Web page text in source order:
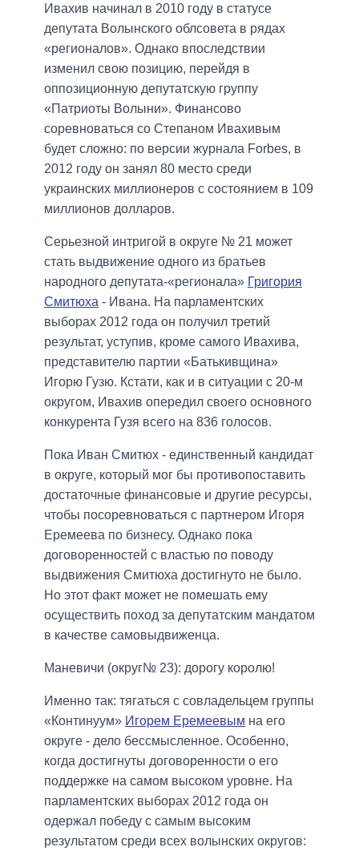
Ивахив начинал в 2010 году в статусе
депутата Волынского облсовета в рядах
«регионалов». Однако впоследствии
изменил свою позицию, перейдя в
оппозиционную депутатскую группу
«Патриоты Волыни». Финансово
соревноваться со Степаном Ивахивым
будет сложно: по версии журнала Forbes, в
2012 году он занял 80 место среди
украинских миллионеров с состоянием в 109
миллионов долларов.
Серьезной интригой в округе № 21 может
стать выдвижение одного из братьев
народного депутата-«регионала» Григория
Смитюха - Ивана. На парламентских
выборах 2012 года он получил третий
результат, уступив, кроме самого Ивахива,
представителю партии «Батькивщина»
Игорю Гузю. Кстати, как и в ситуации с 20-м
округом, Ивахив опередил своего основного
конкурента Гузя всего на 836 голосов.
Пока Иван Смитюх - единственный кандидат
в округе, который мог бы противопоставить
достаточные финансовые и другие ресурсы,
чтобы посоревноваться с партнером Игоря
Еремеева по бизнесу. Однако пока
договоренностей с властью по поводу
выдвижения Смитюха достигнуто не было.
Но этот факт может не помешать ему
осуществить поход за депутатским мандатом
в качестве самовыдвиженца.
Маневичи (округ№ 23): дорогу королю!
Именно так: тягаться с совладельцем группы
«Континуум» Игорем Еремеевым на его
округе - дело бессмысленное. Особенно,
когда достигнуты договоренности о его
поддержке на самом высоком уровне. На
парламентских выборах 2012 года он
одержал победу с самым высоким
результатом среди всех волынских округов: